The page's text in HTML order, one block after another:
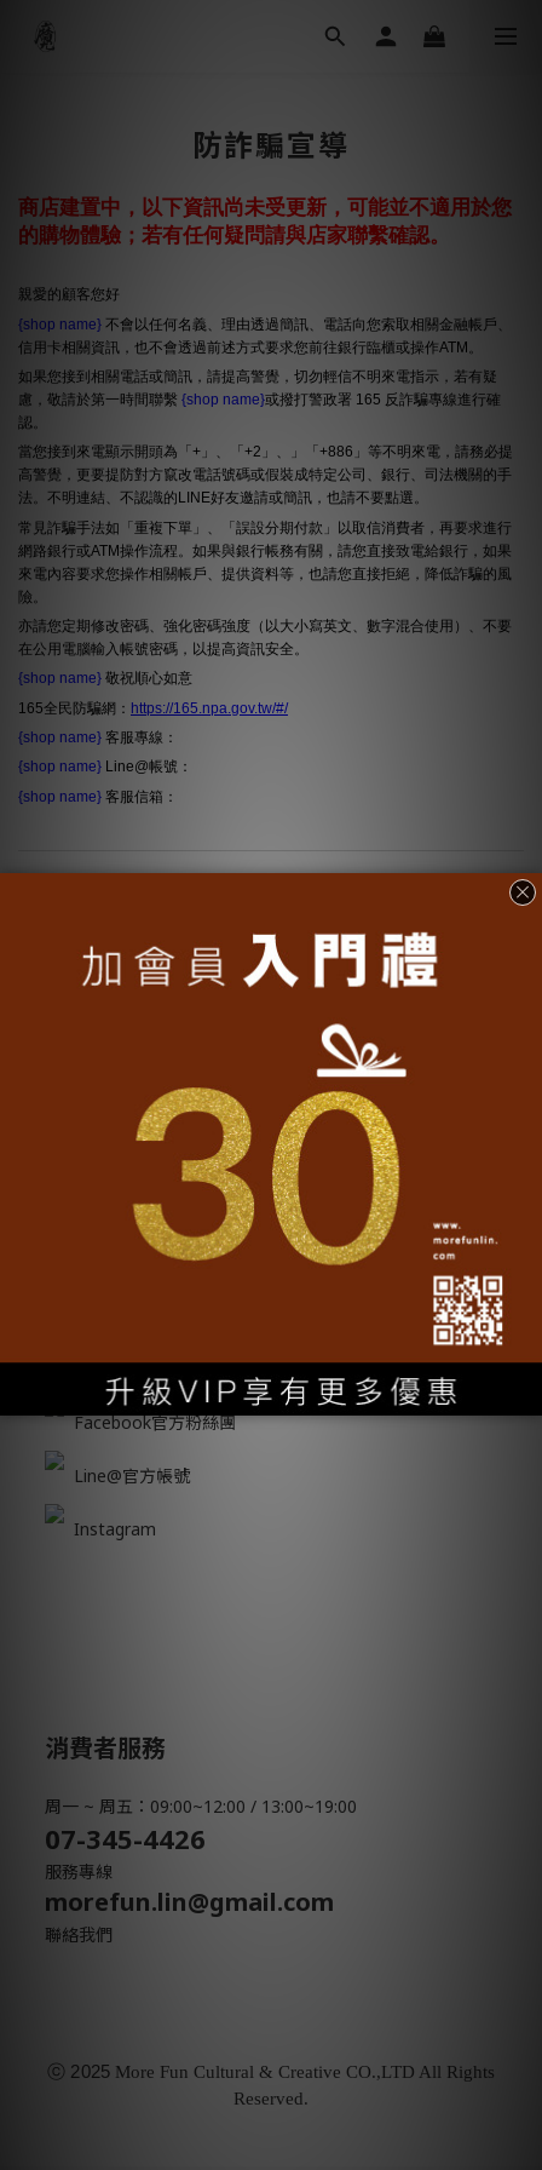
防詐騙宣導
商店建置中，以下資訊尚未受更新，可能並不適用於您
的購物體驗；若有任何疑問請與店家聯繫確認。
親愛的顧客您好
{shop name} 不會以任何名義、理由透過簡訊、電話向您索取相關金融帳戶、
信用卡相關資訊，也不會透過前述方式要求您前往銀行臨櫃或操作ATM。
如果您接到相關電話或簡訊，請提高警覺，切勿輕信不明來電指示，若有疑
慮，敬請於第一時間聯繫 {shop name}或撥打警政署 165 反詐騙專線進行確
認。
當您接到來電顯示開頭為「+」、「+2」、」「+886」等不明來電，請務必提
高警覺，更要提防對方竄改電話號碼或假裝成特定公司、銀行、司法機關的手
法。不明連結、不認識的LINE好友邀請或簡訊，也請不要點選。
常見詐騙手法如「重複下單」、「誤設分期付款」以取信消費者，再要求進行
網路銀行或ATM操作流程。如果與銀行帳務有關，請您直接致電給銀行，如果
來電內容要求您操作相關帳戶、提供資料等，也請您直接拒絕，降低詐騙的風
險。
亦請您定期修改密碼、強化密碼強度（以大小寫英文、數字混合使用）、不要
在公用電腦輸入帳號密碼，以提高資訊安全。
{shop name} 敬祝順心如意
165全民防騙網： https://165.npa.gov.tw/#/
{shop name} 客服專線：
{shop name} Line@帳號：
{shop name} 客服信箱：
轉動魔翻
加入魔翻
• 實穿分享
精選商品• 魔翻誌
常見問題
Facebook官方粉絲團
Line@官方帳號
Instagram
消費者服務
周一 ~ 周五：09:00~12:00 / 13:00~19:00
07-345-4426
服務專線
morefun.lin@gmail.com
聯絡我們
ⓒ 2025 More Fun Cultural & Creative CO.,LTD All Rights
Reserved.